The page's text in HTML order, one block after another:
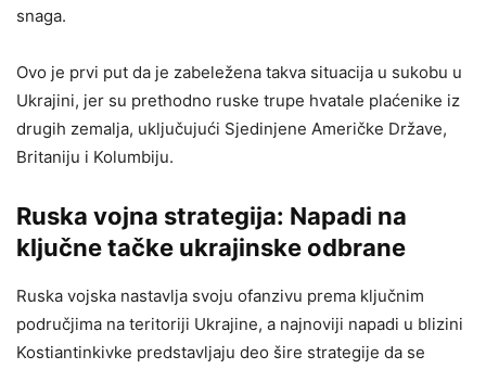
snaga.
Ovo je prvi put da je zabeležena takva situacija u sukobu u
Ukrajini, jer su prethodno ruske trupe hvatale plaćenike iz
drugih zemalja, uključujući Sjedinjene Američke Države,
Britaniju i Kolumbiju.
Ruska vojna strategija: Napadi na
ključne tačke ukrajinske odbrane
Ruska vojska nastavlja svoju ofanzivu prema ključnim
područjima na teritoriji Ukrajine, a najnoviji napadi u blizini
Kostiantinkivke predstavljaju deo šire strategije da se